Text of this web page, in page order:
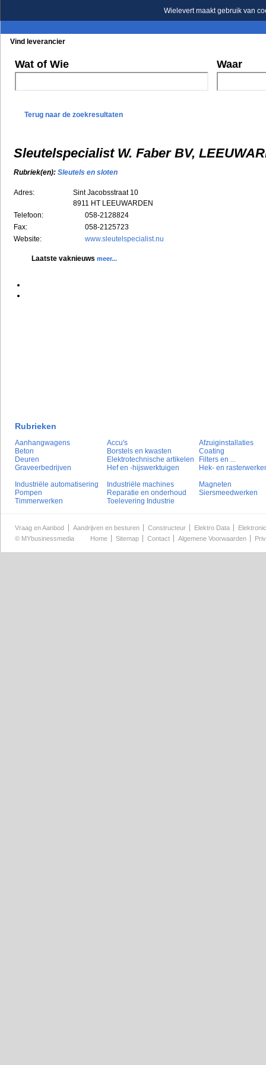
Wielevert maakt gebruik van
Vind leverancier
Wat of Wie Waar
Terug naar de zoekresultaten
Sleutelspecialist W. Faber BV,
Rubriek(en): Sleutels en sloten
Adres:
Sint Jacobsstraat 10
8911 HT LEEUWARDEN
Telefoon:
058-2128824
Fax:
058-2125723
Website:
www.sleutelspecialist.nu
Laatste vaknieuws meer...
Rubrieken
Aanhangwagens Accu's
Afzuiginstallaties
Beton
Borstels en kwasten
Coating
Deuren
Elektrotechnische artikelen
Filters en ...
Graveerbedrijven
Hef en -hijswerktuigen
Hek- en
Industriële automatisering
Industriële machines
Magneten
Pompen
Reparatie en onderhoud
Siersmeedwerken
Timmerwerken
Toelevering Industrie
Vraag en Aanbod Aandrijven en besturen Constructeur Elektro Data
© MYbusinessmedia Home Sitemap Contact Algemene Voorwaarden